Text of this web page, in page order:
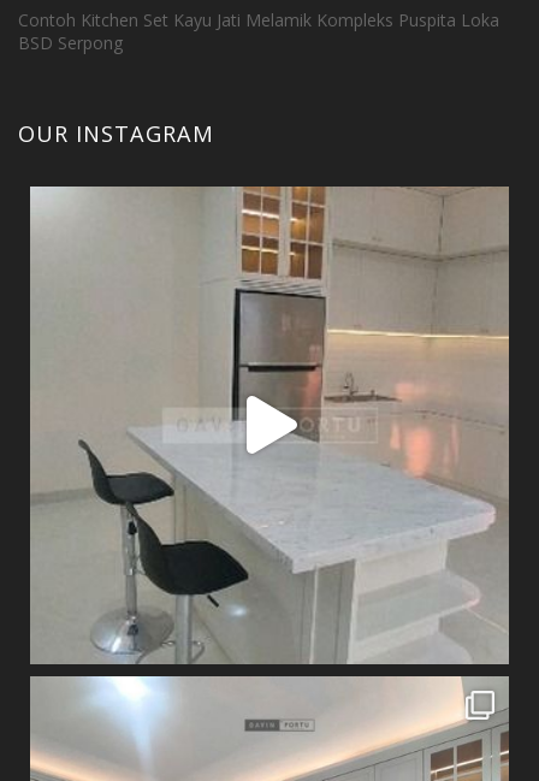
Contoh Kitchen Set Kayu Jati Melamik Kompleks Puspita Loka
BSD Serpong
OUR INSTAGRAM